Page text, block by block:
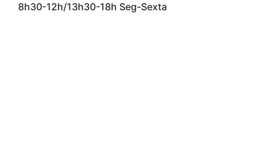
8h30-12h/13h30-18h Seg-Sexta